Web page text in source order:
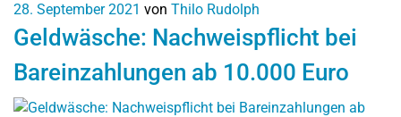
28. September 2021 von Thilo Rudolph
Geldwäsche: Nachweispflicht bei
Bareinzahlungen ab 10.000 Euro